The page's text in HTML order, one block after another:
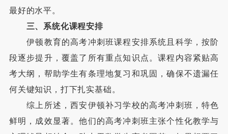
最好的水平。
三、系统化课程安排
伊顿教育的高考冲刺班课程安排系统且科学，按阶
段逐步提升，覆盖了所有重点知识点。课程内容紧贴高
考大纲，帮助学生有条理地复习和巩固，确保不遗漏任
何关键知识，打下扎实基础。
综上所述，西安伊顿补习学校的高考冲刺班，特色
鲜明，成效显著。他们的高考冲刺班主张个性化教学与